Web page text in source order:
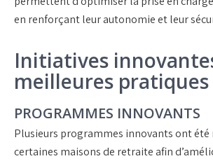
en renforçant leur autonomie et leur
Initiatives
meilleures pratiques
PROGRAMMES INNOVANTS
Plusieurs programmes innovants ont été
certaines maisons de retraite afin